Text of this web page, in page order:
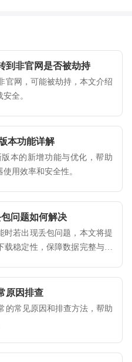
到非官网是否被劫持
官网，可能被劫持，本文介绍
全。
本功能详解
版本的新增功能与优化，帮助
用效率和安全性。
问题如何解决
时若出现丢包问题，本文将提
载稳定性，保障数据完整与传
原因排查
的常见原因和排查方法，帮助